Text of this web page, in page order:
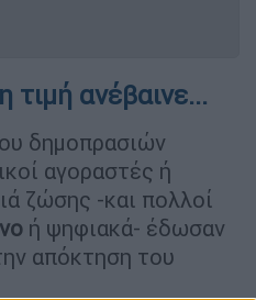
τιμή ανέβαινε...
δημοπρασιών
αγοραστές ή
ζώσης -και πολλοί
ή ψηφιακά- έδωσαν
απόκτηση του